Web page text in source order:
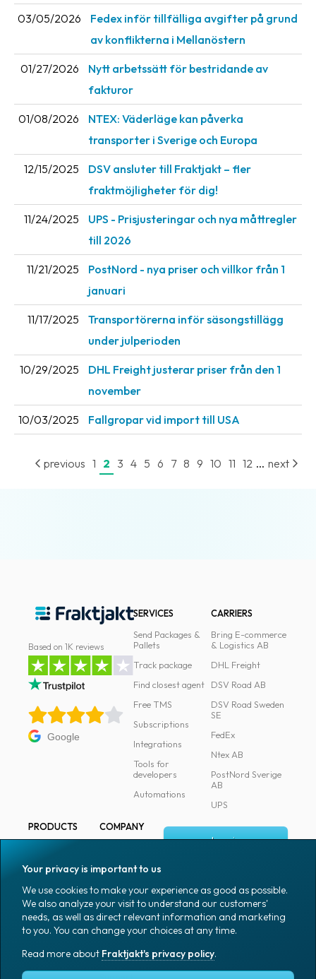
03/05/2026
Fedex inför tillfälliga avgifter på grund
av konflikterna i Mellanöstern
01/27/2026
Nytt arbetssätt för bestridande av
fakturor
01/08/2026
NTEX: Väderläge kan påverka
transporter i Sverige och Europa
12/15/2025
DSV ansluter till Fraktjakt – fler
fraktmöjligheter för dig!
11/24/2025
UPS - Prisjusteringar och nya måttregler
till 2026
11/21/2025
PostNord - nya priser och villkor från 1
januari
11/17/2025
Transportörerna inför säsongstillägg
under julperioden
10/29/2025
DHL Freight justerar priser från den 1
november
10/03/2025 Fallgropar vid import till USA
previous 1 2 3 4 5 6 7 8 9 10 11 12 ... next
Based on 1K reviews
Google
SERVICES
Send Packages &
Pallets
Track package
Find closest agent
Free TMS
Subscriptions
Integrations
Tools for
developers
Automations
CARRIERS
Bring E-commerce
& Logistics AB
DHL Freight
DSV Road AB
DSV Road Sweden
SE
FedEx
Ntex AB
PostNord Sverige
AB
UPS
PRODUCTS
Marking
Packaging
Packaging
accessories
Office goods
COMPANY
Media
Coworkers
Job & career
News archive
Blog
Log in
Sign up
English (US)
Your privacy is important to us
We use cookies to make your experience as good as possible.
We also analyze your visit to understand our customers'
needs, as well as direct relevant information and marketing
to you. You can change your choices at any time.
Read more about Fraktjakt's privacy policy.